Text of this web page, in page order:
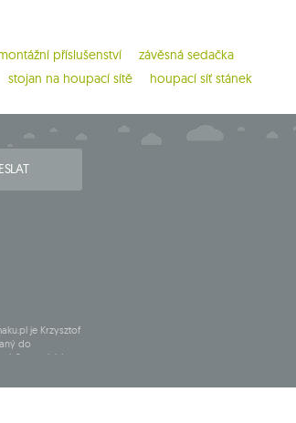
příslušenství
závěsná sedačka
stojan na houpací sítě
houpací síť stánek
je Krzysztof
do
Starowiejska